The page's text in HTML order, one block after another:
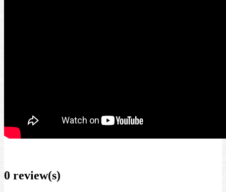
0 review(s)